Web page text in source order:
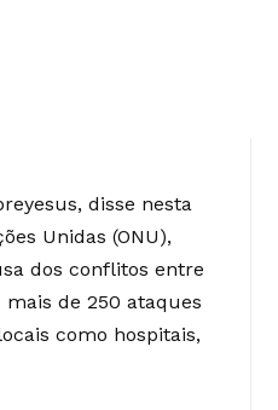
disse nesta
Unidas (ONU),
dos conflitos entre
de 250 ataques
como hospitais,